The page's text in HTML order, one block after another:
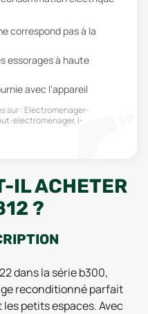
correspond pas à la
essorages à haute
avec l'appareil
sur : Electromenager-
electromenager, I-
IL ACHETER
?
dans la série b300,
reconditionné parfait
petits espaces. Avec